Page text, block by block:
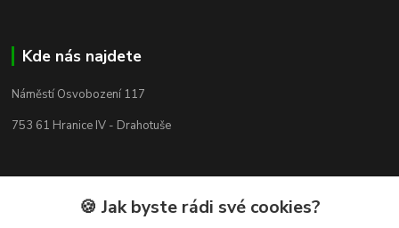
Kde nás najdete
Náměstí Osvobození 117
753 61 Hranice IV - Drahotuše
🍪 Jak byste rádi své cookies?